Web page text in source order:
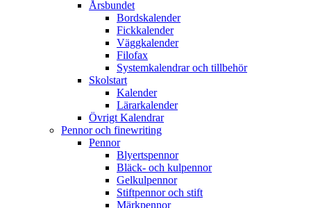
Årsbundet
Bordskalender
Fickkalender
Väggkalender
Filofax
Systemkalendrar och tillbehör
Skolstart
Kalender
Lärarkalender
Övrigt Kalendrar
Pennor och finewriting
Pennor
Blyertspennor
Bläck- och kulpennor
Gelkulpennor
Stiftpennor och stift
Märkpennor